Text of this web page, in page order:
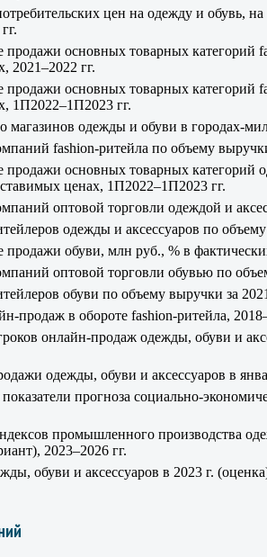
цен на одежду и обувь,
продажи основных товарных категорий
2021–2022 гг.
продажи основных товарных категорий
1П2022–1П2023 гг.
магазинов одежды и обуви в городах-
fashion-ритейла по объему
продажи основных товарных категорий
ценах, 1П2022–1П2023 гг.
оптовой торговли одеждой и
одежды и аксессуаров по
продажи обуви, млн руб., % в
оптовой торговли обувью по
обуви по объему выручки за
продаж в обороте fashion-ритейла,
онлайн-продаж одежды, обуви и
одежды, обуви и аксессуаров в
прогноза социально-
промышленного производства
2023–2026 гг.
обуви и аксессуаров в 2023 г.